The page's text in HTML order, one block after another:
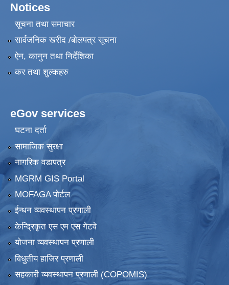
Notices
सूचना तथा समाचार
सार्वजनिक खरीद /बोलपत्र सूचना
ऐन, कानुन तथा निर्देशिका
कर तथा शुल्कहरु
eGov services
घटना दर्ता
सामाजिक सुरक्षा
नागरिक वडापत्र
MGRM GIS Portal
MOFAGA पोर्टल
ईन्धन व्यवस्थापन प्रणाली
केन्द्रिकृत एस एम एस गेटवे
योजना व्यवस्थापन प्रणाली
विधुतीय हाजिर प्रणाली
सहकारी व्यवस्थापन प्रणाली (COPOMIS)